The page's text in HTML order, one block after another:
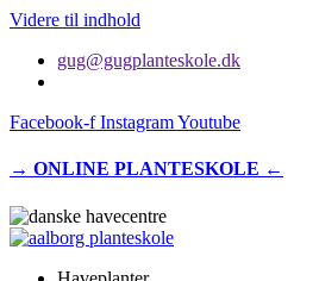
Videre til indhold
gug@gugplanteskole.dk
Facebook-f InstagramYoutube
→ ONLINE PLANTESKOLE ←